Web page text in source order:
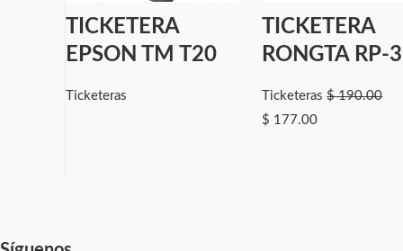
TICKETERA
EPSON TM T20
Ticketeras
TICKETERA
RONGTA RP-
Ticketeras$190.00
$ 177.00